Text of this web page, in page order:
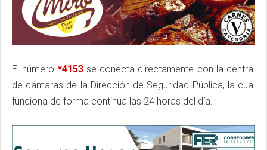
El número *4153se conecta directamente con la central
de cámaras de la Dirección de Seguridad Pública, la cual
funciona de forma continua las 24 horas del día.